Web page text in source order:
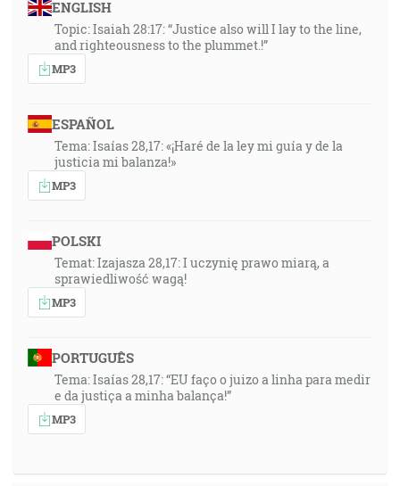
ENGLISH
Topic: Isaiah 28:17: “Justice also will I lay to the line,
and righteousness to the plummet.!”
MP3
ESPAÑOL
Tema: Isaías 28,17: «¡Haré de la ley mi guía y de la
justicia mi balanza!»
MP3
POLSKI
Temat: Izajasza 28,17: I uczynię prawo miarą, a
sprawiedliwość wagą!
MP3
PORTUGUÊS
Tema: Isaías 28,17: “EU faço o juizo a linha para medir
e da justiça a minha balança!”
MP3